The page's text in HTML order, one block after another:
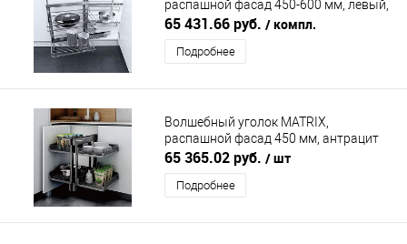
распашной фасад 450-600 мм, левый,
хром VAUTH-SAGEL
65 431.66 руб. / компл.
Подробнее
Волшебный уголок MATRIX,
распашной фасад 450 мм, антрацит
DUSLAR
65 365.02 руб. / шт
Подробнее